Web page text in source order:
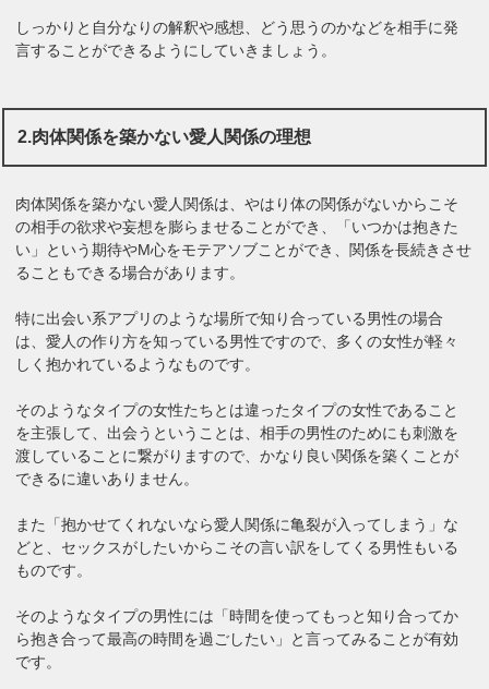
しっかりと自分なりの解釈や感想、どう思うのかなどを相手に発
言することができるようにしていきましょう。
2.肉体関係を築かない愛人関係の理想
肉体関係を築かない愛人関係は、やはり体の関係がないからこそ
の相手の欲求や妄想を膨らませることができ、「いつかは抱きた
い」という期待やM心をモテアソブことができ、関係を長続きさせ
ることもできる場合があります。
特に出会い系アプリのような場所で知り合っている男性の場合
は、愛人の作り方を知っている男性ですので、多くの女性が軽々
しく抱かれているようなものです。
そのようなタイプの女性たちとは違ったタイプの女性であること
を主張して、出会うということは、相手の男性のためにも刺激を
渡していることに繋がりますので、かなり良い関係を築くことが
できるに違いありません。
また「抱かせてくれないなら愛人関係に亀裂が入ってしまう」な
どと、セックスがしたいからこその言い訳をしてくる男性もいる
ものです。
そのようなタイプの男性には「時間を使ってもっと知り合ってか
ら抱き合って最高の時間を過ごしたい」と言ってみることが有効
です。